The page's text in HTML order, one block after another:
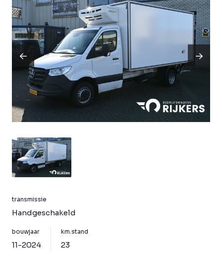
transmissie
Handgeschakeld
bouwjaar
11-2024
km.stand
23